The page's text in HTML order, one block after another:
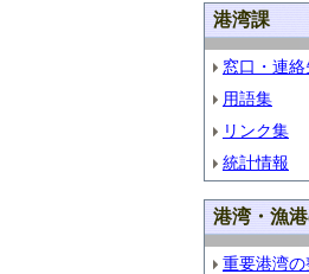
港湾課
窓口・連絡
用語集
リンク集
統計情報
港湾・漁
重要港湾